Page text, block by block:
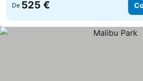
De 525 €